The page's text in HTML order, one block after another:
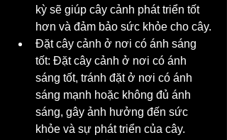
kỳ sẽ giúp cây cảnh phát triển tốt
hơn và đảm bảo sức khỏe cho cây.
Đặt cây cảnh ở nơi có ánh sáng
tốt: Đặt cây cảnh ở nơi có ánh
sáng tốt, tránh đặt ở nơi có ánh
sáng mạnh hoặc không đủ ánh
sáng, gây ảnh hưởng đến sức
khỏe và sự phát triển của cây.